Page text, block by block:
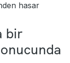
hasar
bir